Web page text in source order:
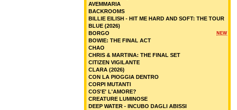
AVEMMARIA
BACKROOMS
BILLIE EILISH - HIT ME HARD AND SOFT: THE TOUR
BLUE (2026)
NEW
BORGO
BOWIE: THE FINAL ACT
CHAO
CHRIS & MARTINA: THE FINAL SET
CITIZEN VIGILANTE
CLARA (2026)
CON LA PIOGGIA DENTRO
CORPI MUTANTI
COS'E' L'AMORE?
CREATURE LUMINOSE
DEEP WATER - INCUBO DAGLI ABISSI